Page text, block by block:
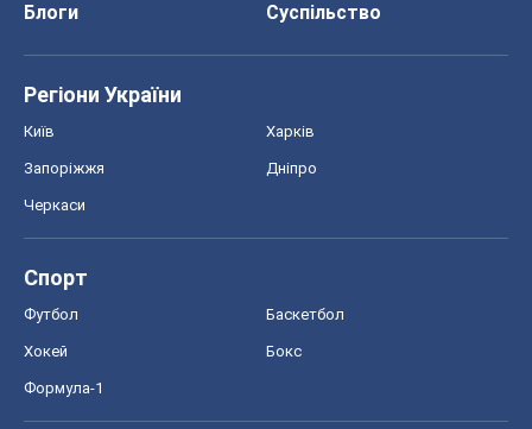
Блоги
Суспільство
Регіони України
Київ Харків
Запоріжжя Дніпро
Черкаси
Спорт
Футбол Баскетбол
Хокей Бокс
Формула-1